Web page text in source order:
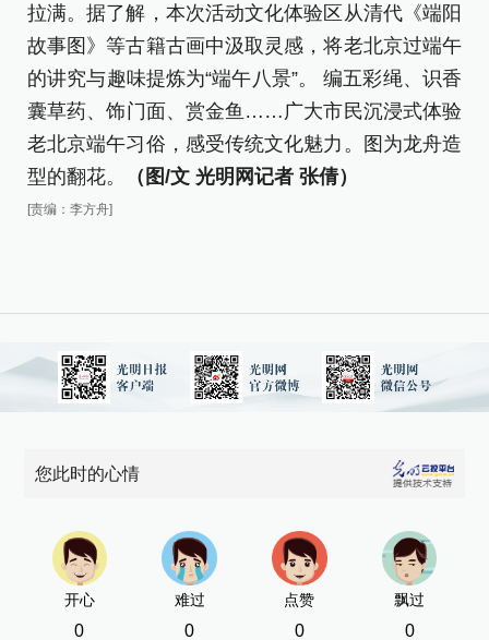
拉满。据了解，本次活动文化体验区从清代《端阳
故事图》等古籍古画中汲取灵感，将老北京过端午
的讲究与趣味提炼为“端午八景”。 编五彩绳、识香
囊草药、饰门面、赏金鱼……广大市民沉浸式体验
老北京端午习俗，感受传统文化魅力。图为龙舟造
型的翻花。
（图/文 光明网记者 张倩）
[责编：李方舟]
您此时的心情
开心
0
难过
0
点赞
0
飘过
0